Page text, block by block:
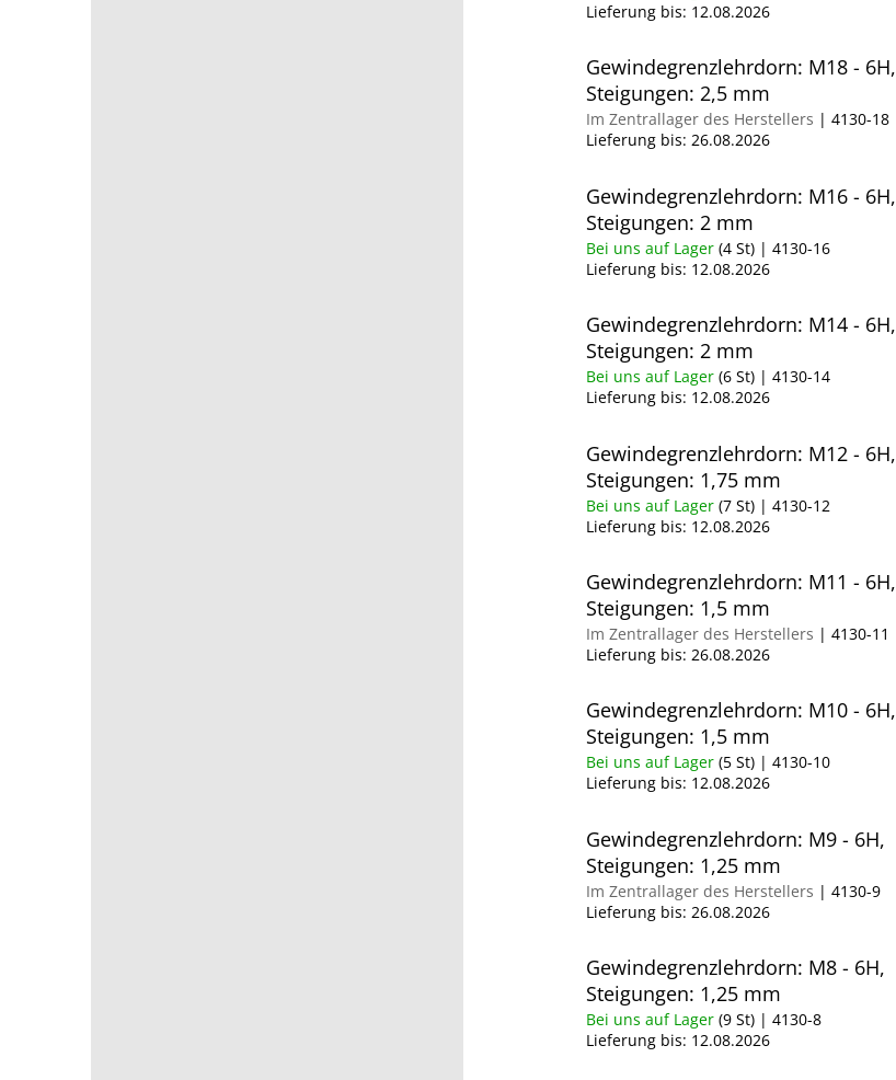
Lieferung bis: 12.08.2026
Gewindegrenzlehrdorn: M18 - 6H,
Steigungen: 2,5 mm
Im Zentrallager des Herstellers | 4130-18
Lieferung bis: 26.08.2026
Gewindegrenzlehrdorn: M16 - 6H,
Steigungen: 2 mm
Bei uns auf Lager (4 St) | 4130-16
Lieferung bis: 12.08.2026
Gewindegrenzlehrdorn: M14 - 6H,
Steigungen: 2 mm
Bei uns auf Lager (6 St) | 4130-14
Lieferung bis: 12.08.2026
Gewindegrenzlehrdorn: M12 - 6H,
Steigungen: 1,75 mm
Bei uns auf Lager (7 St) | 4130-12
Lieferung bis: 12.08.2026
Gewindegrenzlehrdorn: M11 - 6H,
Steigungen: 1,5 mm
Im Zentrallager des Herstellers | 4130-11
Lieferung bis: 26.08.2026
Gewindegrenzlehrdorn: M10 - 6H,
Steigungen: 1,5 mm
Bei uns auf Lager (5 St) | 4130-10
Lieferung bis: 12.08.2026
Gewindegrenzlehrdorn: M9 - 6H,
Steigungen: 1,25 mm
Im Zentrallager des Herstellers | 4130-9
Lieferung bis: 26.08.2026
Gewindegrenzlehrdorn: M8 - 6H,
Steigungen: 1,25 mm
Bei uns auf Lager (9 St) | 4130-8
Lieferung bis: 12.08.2026